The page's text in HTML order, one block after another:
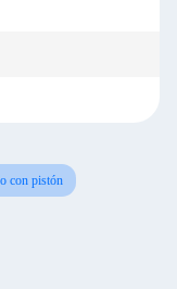
con pistón